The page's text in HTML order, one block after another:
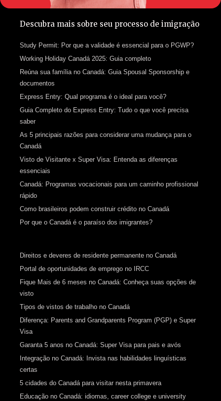
Descubra mais sobre seu processo de imigração
Study Permit: Por que a validade é essencial para o PGWP?
Working Holiday Canadá 2025: Guia completo
Reúna sua família no Canadá: Guia Spousal Sponsorship e
documentos
Express Entry: Qual programa é o ideal para você?
Guia Completo do Express Entry: Tudo o que você precisa
saber
As 5 principais razões para considerar uma mudança para o
Canadá
Visto de Visitante x Super Visa: Entenda as diferenças
essenciais
Canadá: Programas vocacionais para um caminho profissional
rápido
Como brasileiros podem construir crédito no Canadá
Por que o Canadá é o paraíso dos imigrantes?
Direitos e deveres de residente permanente no Canadá
Portal de oportunidades de emprego no IRCC
Fique Mais de 6 meses no Canadá: Conheça suas opções de
visto
Tipos de vistos de trabalho no Canadá
Diferença: Parents and Grandparents Program (PGP) e Super
Visa
Garanta 5 anos no Canadá: Super Visa para pais e avós
Integração no Canadá: Invista nas habilidades linguísticas
certas
5 cidades do Canadá para visitar nesta primavera
Educação no Canadá: idiomas, career college e university